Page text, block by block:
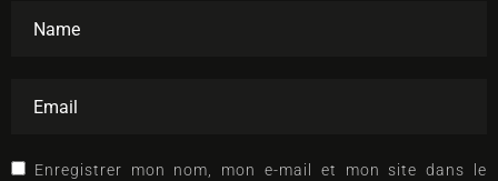
Enregistrer mon nom, mon e-mail et mon site dans le